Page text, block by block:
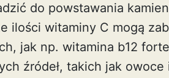
do powstawania
ilości witaminy C mogą
jak np. witamina b12 forte
źródeł, takich jak